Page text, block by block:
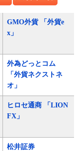
GMO外貨 「外貨e
x」
外為どっとコム
「外貨ネクストネ
オ」
ヒロセ通商 「LION
FX」
松井証券